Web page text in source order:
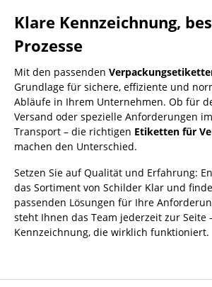
Klare Kennzeichnung,
Prozesse
Mit den passenden
Grundlage für sichere, effiziente und
Abläufe in Ihrem Unternehmen. Ob für
Versand oder spezielle Anforderungen
Transport – die richtigen Etiketten für
machen den Unterschied.
Setzen Sie auf Qualität und Erfahrung:
das Sortiment von Schilder Klar und
passenden Lösungen für Ihre
steht Ihnen das Team jederzeit zur Seite
Kennzeichnung, die wirklich funktioniert.